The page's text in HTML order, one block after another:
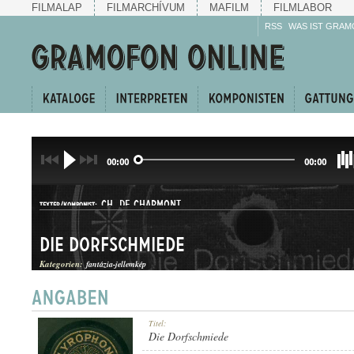
FILMALAP FILMARCHÍVUM MAFILM FILMLABOR
RSS WAS IST
00:00 00:00
TEXTER/KOMPONIST: CH. DE CHARMONT
JELLEMKÉP
Die Dorfschmiede
Kategorien: fantázia-jellemkép
Titel:
Die Dorfschmiede